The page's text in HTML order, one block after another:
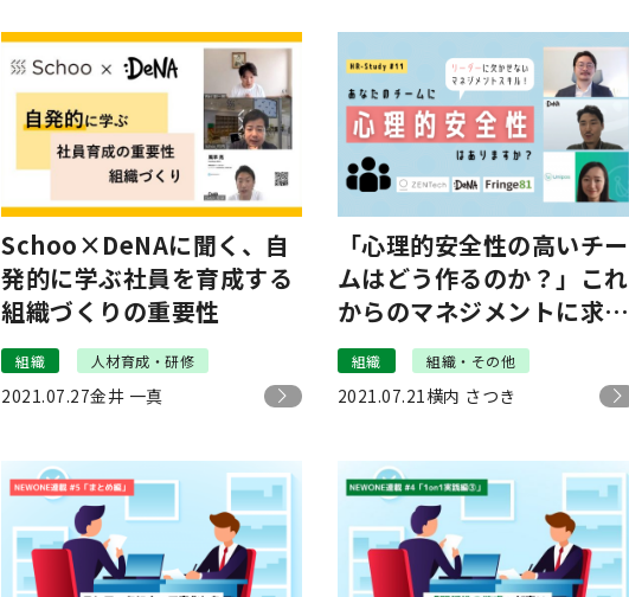
Schoo×DeNAに聞く、自
発的に学ぶ社員を育成する
組織づくりの重要性
組織 人材育成・研修
2021.07.27金井 一真
「心理的安全性の高いチー
ムはどう作るのか？」これ
からのマネジメントに求め
られるスキルを学ぶ｜HR-
Study#11
組織 組織・その他
2021.07.21横内 さつき